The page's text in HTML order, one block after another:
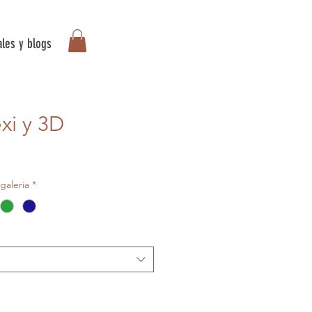
y blogs
y 3D
*